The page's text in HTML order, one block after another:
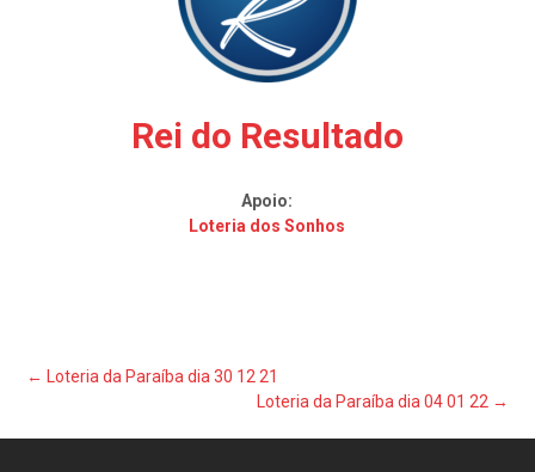
Rei do Resultado
Apoio:
Loteria dos Sonhos
Post
←
Loteria da Paraíba dia 30 12 21
Loteria da Paraíba dia 04 01 22 →